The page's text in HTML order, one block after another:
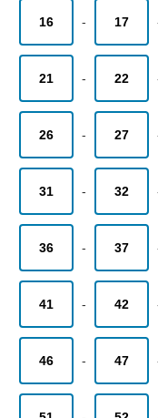
16 - 17
21 - 22
26 - 27
31 - 32
36 - 37
41 - 42
46 - 47